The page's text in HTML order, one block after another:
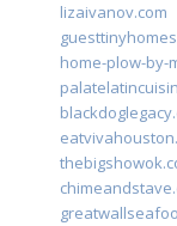
lizaivanov.com
home-plow-by-